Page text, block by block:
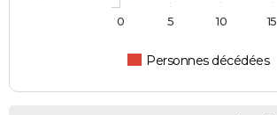
Personnes décédées
0 5 10 15